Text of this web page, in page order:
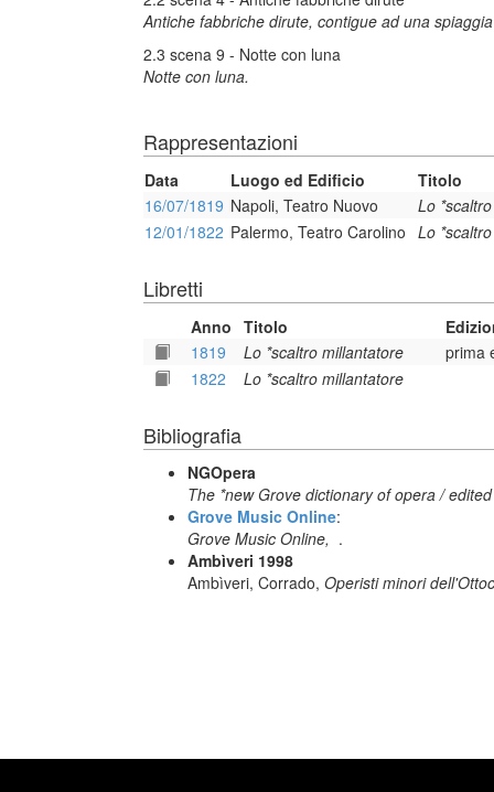
Antiche fabbriche dirute, contigue ad una
2.3 scena 9 - Notte con luna
Notte con luna.
Rappresentazioni
Data Luogo ed Edificio
Titolo
16/07/1819 Napoli, Teatro Nuovo
Lo
12/01/1822 Palermo, Teatro Carolino Lo
Libretti
Anno Titolo
1819
Lo *scaltro millantatore
prima
1822
Lo *scaltro millantatore
Bibliografia
NGOpera
The *new Grove dictionary of opera /
Grove Music Online:
Grove Music Online, .
Ambìveri 1998
Ambìveri, Corrado, Operisti minori